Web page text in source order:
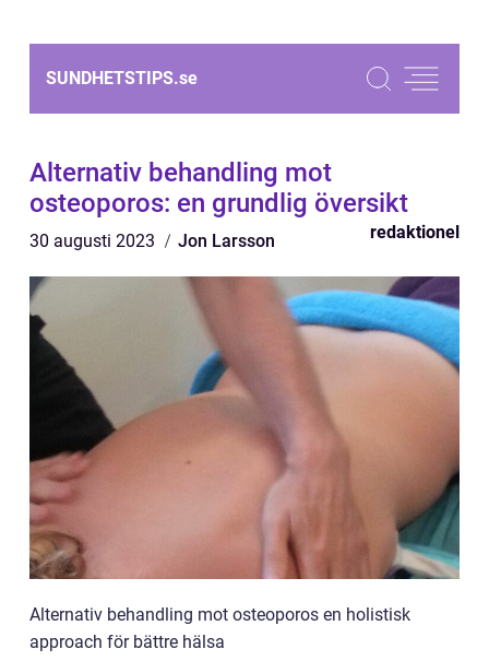
SUNDHETSTIPS.se
Alternativ behandling mot
osteoporos: en grundlig översikt
30 augusti 2023 Jon Larsson redaktionel
Alternativ behandling mot osteoporos en holistisk
approach för bättre hälsa